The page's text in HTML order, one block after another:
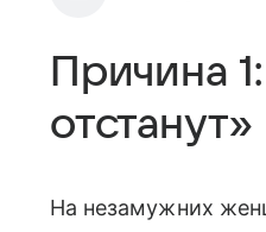
Причина
отстанут»
На незамужних